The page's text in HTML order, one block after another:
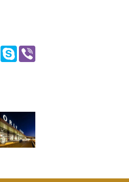
Message
Skype